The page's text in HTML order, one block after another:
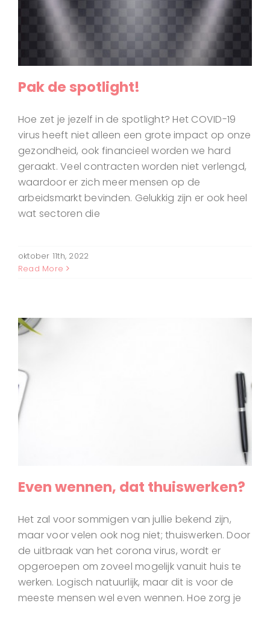
Pak de spotlight!
Hoe zet je jezelf in de spotlight? Het COVID-19
virus heeft niet alleen een grote impact op onze
gezondheid, ook financieel worden we hard
geraakt. Veel contracten worden niet verlengd,
waardoor er zich meer mensen op de
arbeidsmarkt bevinden. Gelukkig zijn er ook heel
wat sectoren die
oktober 11th, 2022
Read More
Even wennen, dat thuiswerken?
Het zal voor sommigen van jullie bekend zijn,
maar voor velen ook nog niet; thuiswerken. Door
de uitbraak van het corona virus, wordt er
opgeroepen om zoveel mogelijk vanuit huis te
werken. Logisch natuurlijk, maar dit is voor de
meeste mensen wel even wennen. Hoe zorg je